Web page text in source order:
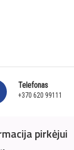
Telefonas
+370 620 99111
pirkėjui